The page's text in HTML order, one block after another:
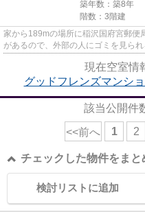
築年数：築8年
階数：3階建
家から189mの場所に稲沢国府宮郵便
があるので、外部の人にゴミを見ら
現在空室情
グッドフレンズマンシ
該当公開件
<<前へ 1 2
チェックした物件をまと
検討リストに追加